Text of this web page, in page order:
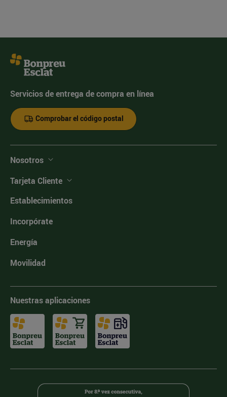
Servicios de entrega de compra en línea
Comprobar el código postal
Nosotros
Tarjeta Cliente
Establecimientos
Incorpórate
Energía
Movilidad
Nuestras aplicaciones